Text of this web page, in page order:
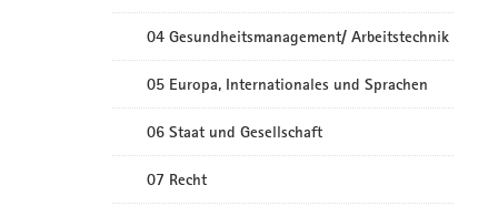
04 Gesundheitsmanagement/ Arbeitstechnik
05 Europa, Internationales und Sprachen
06 Staat und Gesellschaft
07 Recht